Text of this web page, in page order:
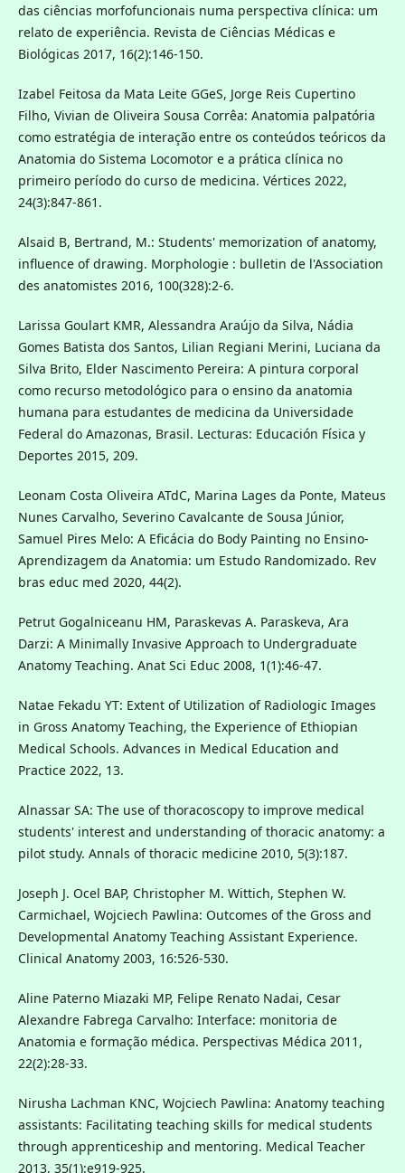
das ciências morfofuncionais numa perspectiva clínica: um
relato de experiência. Revista de Ciências Médicas e
Biológicas 2017, 16(2):146-150.
Izabel Feitosa da Mata Leite GGeS, Jorge Reis Cupertino
Filho, Vivian de Oliveira Sousa Corrêa: Anatomia palpatória
como estratégia de interação entre os conteúdos teóricos da
Anatomia do Sistema Locomotor e a prática clínica no
primeiro período do curso de medicina. Vértices 2022,
24(3):847-861.
Alsaid B, Bertrand, M.: Students' memorization of anatomy,
influence of drawing. Morphologie : bulletin de l'Association
des anatomistes 2016, 100(328):2‐6.
Larissa Goulart KMR, Alessandra Araújo da Silva, Nádia
Gomes Batista dos Santos, Lilian Regiani Merini, Luciana da
Silva Brito, Elder Nascimento Pereira: A pintura corporal
como recurso metodológico para o ensino da anatomia
humana para estudantes de medicina da Universidade
Federal do Amazonas, Brasil. Lecturas: Educación Física y
Deportes 2015, 209.
Leonam Costa Oliveira ATdC, Marina Lages da Ponte, Mateus
Nunes Carvalho, Severino Cavalcante de Sousa Júnior,
Samuel Pires Melo: A Eficácia do Body Painting no Ensino-
Aprendizagem da Anatomia: um Estudo Randomizado. Rev
bras educ med 2020, 44(2).
Petrut Gogalniceanu HM, Paraskevas A. Paraskeva, Ara
Darzi: A Minimally Invasive Approach to Undergraduate
Anatomy Teaching. Anat Sci Educ 2008, 1(1):46-47.
Natae Fekadu YT: Extent of Utilization of Radiologic Images
in Gross Anatomy Teaching, the Experience of Ethiopian
Medical Schools. Advances in Medical Education and
Practice 2022, 13.
Alnassar SA: The use of thoracoscopy to improve medical
students' interest and understanding of thoracic anatomy: a
pilot study. Annals of thoracic medicine 2010, 5(3):187.
Joseph J. Ocel BAP, Christopher M. Wittich, Stephen W.
Carmichael, Wojciech Pawlina: Outcomes of the Gross and
Developmental Anatomy Teaching Assistant Experience.
Clinical Anatomy 2003, 16:526-530.
Aline Paterno Miazaki MP, Felipe Renato Nadai, Cesar
Alexandre Fabrega Carvalho: Interface: monitoria de
Anatomia e formação médica. Perspectivas Médica 2011,
22(2):28-33.
Nirusha Lachman KNC, Wojciech Pawlina: Anatomy teaching
assistants: Facilitating teaching skills for medical students
through apprenticeship and mentoring. Medical Teacher
2013, 35(1):e919-925.